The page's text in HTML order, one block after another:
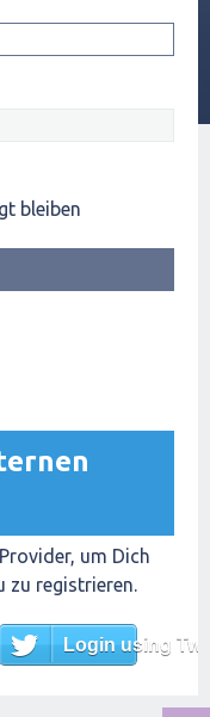
bleiben
um Dich
zu registrieren.
GoogleLogin using